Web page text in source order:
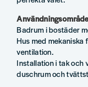
Badrum i bostäder
Hus med
ventilation.
Installation i tak och
duschrum och